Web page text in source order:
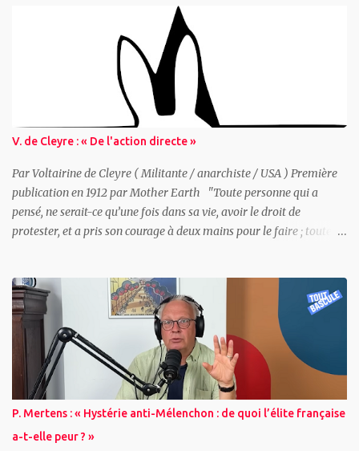
V. de Cleyre : « De l'action directe »
Par Voltairine de Cleyre ( Militante / anarchiste / USA ) Première
publication en 1912 par Mother Earth "Toute personne qui a
pensé, ne serait-ce qu’une fois dans sa vie, avoir le droit de
protester, et a pris son courage à deux mains pour le faire ; toute
Qu’est-ce que l’action directe ? - Quelques exemples historiques -
La Guerre de Sécession - John Brown - Les luttes actuelles contre
l’esclavage salarié - Pourquoi les patrons ont peur des grèves -
Toute grève est synonyme de violence - Les adversaires de l’action
directe - Comment pourrons-nous briser nos chaînes ? - Et en
attendant ce jour béni ? - Action politique et action directe ~
Qu’est-ce que l’action directe ? Du point de vue de celui qui pense
être capable de discerner la route du progrès humain, si tant est
qu’il doit y avoir un progrès ; du point de vue...
P. Mertens : « Hystérie anti-Mélenchon : de quoi l’élite française
a-t-elle peur ? »